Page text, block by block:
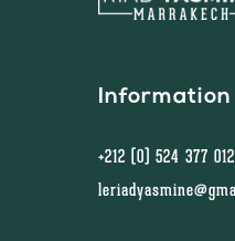
+212 (0) 524 377 012